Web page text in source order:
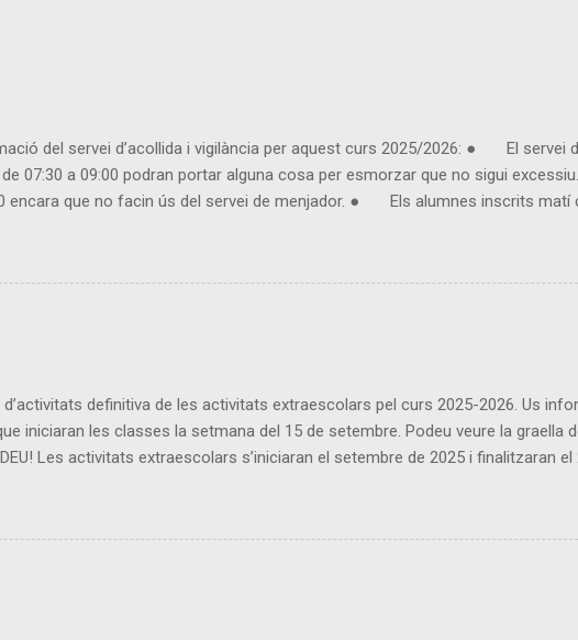
del servei d’acollida i vigilància per aquest curs 2025/2026: ● El servei
07:30 a 09:00 podran portar alguna cosa per esmorzar que no sigui
encara que no facin ús del servei de menjador. ● Els alumnes inscrits matí
definitiva de les activitats extraescolars pel curs 2025-2026. Us
iniciaran les classes la setmana del 15 de setembre. Podeu veure la graella
Les activitats extraescolars s’iniciaran el setembre de 2025 i finalitzaran
dimecres a les 16:15 h), l’alumnat pot portar un petit berenar. Només es
mensuals, caldrà pagar tot un trimestre sencer). Les extraescolars les